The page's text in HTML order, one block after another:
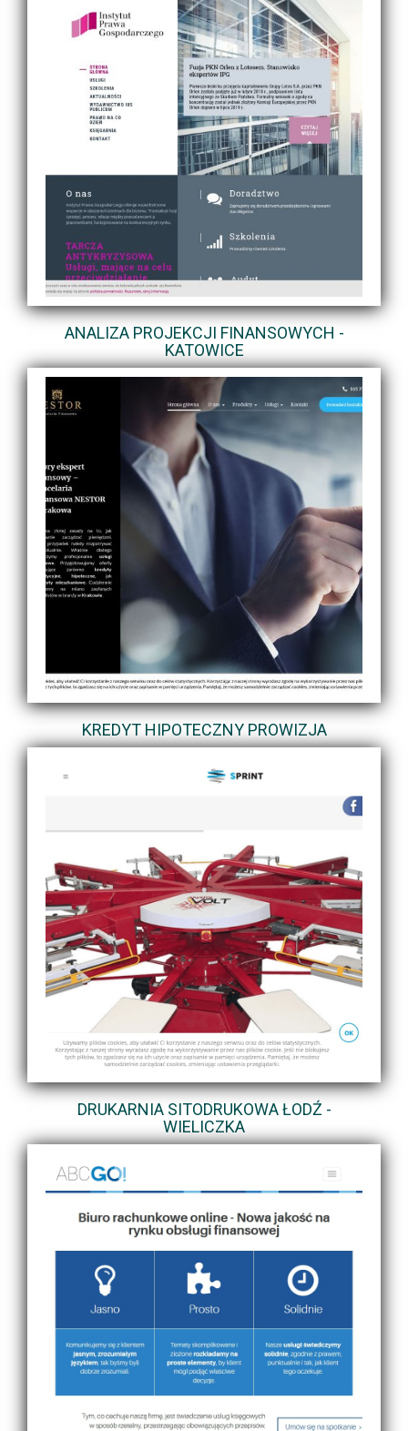
ANALIZA PROJEKCJI FINANSOWYCH -
KATOWICE
KREDYT HIPOTECZNY PROWIZJA
DRUKARNIA SITODRUKOWA ŁODŹ -
WIELICZKA